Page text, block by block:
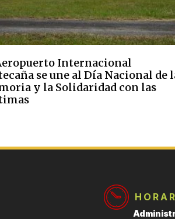
Internacional
se une al Día Nacional de
y la Solidaridad con las